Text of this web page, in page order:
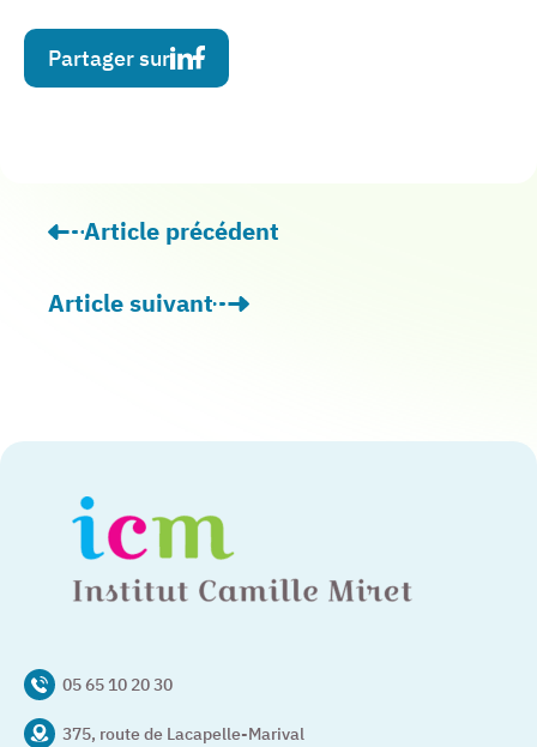
Partager sur
Article précédent
: Visite officielle : La Préfète du Lot et le
Article suivant
: Partenariat : Les médecins de la
05 65 10 20 30
375, route de Lacapelle-Marival